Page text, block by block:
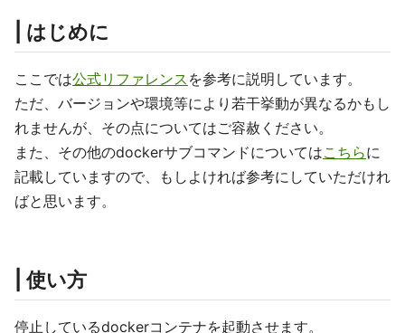
| はじめに
ここでは公式リファレンス を参考に説明しています。
ただ、バージョンや環境等により若干挙動が異なるかもし
れませんが、その点についてはご容赦ください。
また、その他のdockerサブコマンドについてはこちらに
記載していますので、もしよければ参考にしていただけれ
ばと思います。
| 使い方
停止しているdockerコンテナを起動させます。